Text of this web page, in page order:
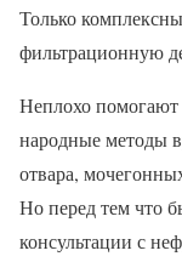
Только
фильтрационную
Неплохо
народные методы
отвара,
Но перед тем что
консультации с